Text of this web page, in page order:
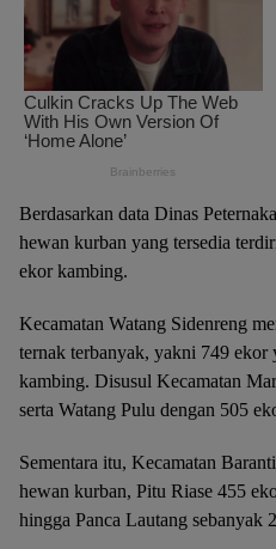
Berdasarkan data Dinas
hewan kurban yang tersedia
ekor kambing.
Kecamatan Watang Sidenreng
ternak terbanyak, yakni 749
kambing. Disusul Kecamatan
serta Watang Pulu dengan 505
Sementara itu, Kecamatan
hewan kurban, Pitu Riase 455
hingga Panca Lautang sebanyak